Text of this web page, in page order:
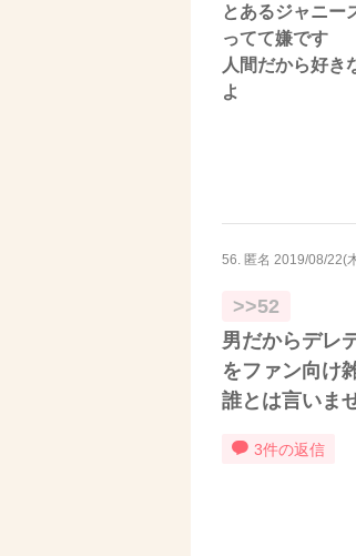
とあるジャニー
ってて嫌です
人間だから好き
よ
56. 匿名 2019/08/22(
>>52
男だからデレ
をファン向け
誰とは言いま
3件の返信